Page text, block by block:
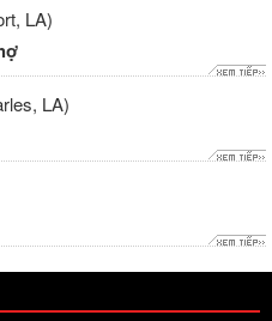
LA)
LA)